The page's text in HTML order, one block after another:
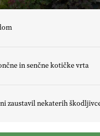
in senčne kotičke vrta
zaustavil nekaterih